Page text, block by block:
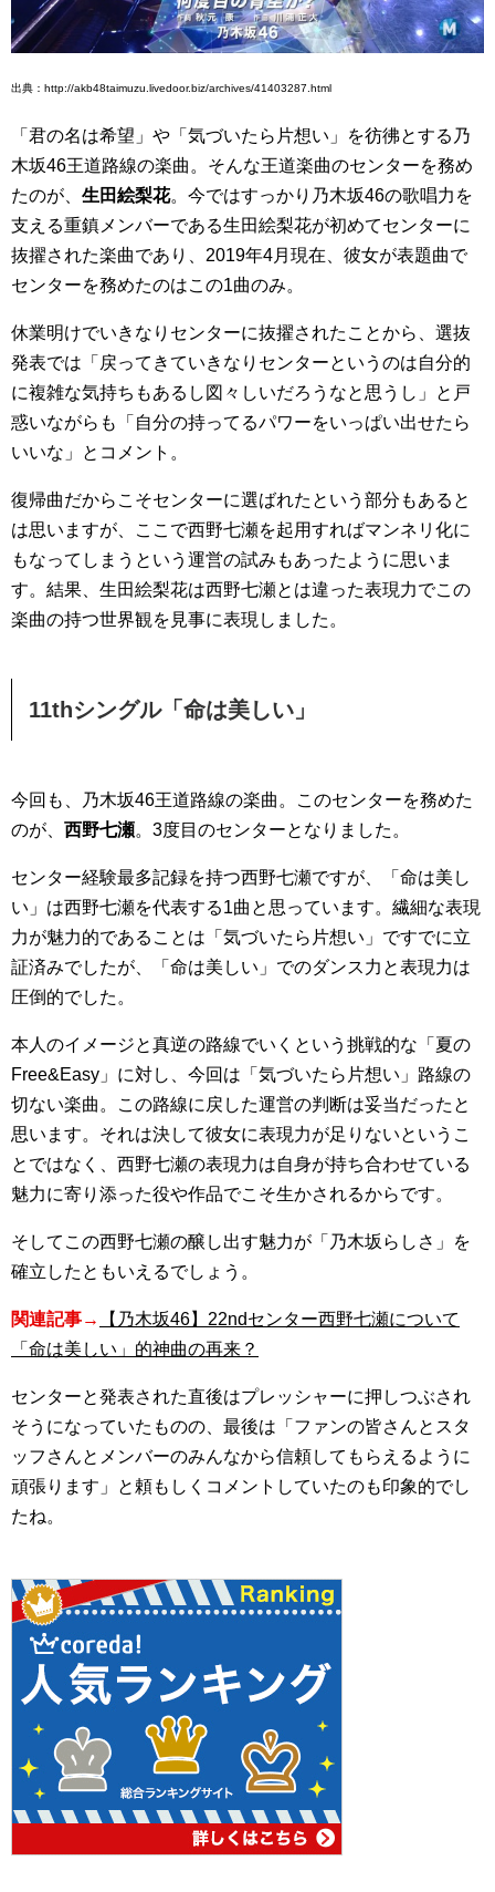
出典：http://akb48taimuzu.livedoor.biz/archives/41403287.html
「君の名は希望」や「気づいたら片想い」を彷彿とする乃
木坂46王道路線の楽曲。そんな王道楽曲のセンターを務め
たのが、 生田絵梨花。今ではすっかり乃木坂46の歌唱力を
支える重鎮メンバーである生田絵梨花が初めてセンターに
抜擢された楽曲であり、2019年4月現在、彼女が表題曲で
センターを務めたのはこの1曲のみ。
休業明けでいきなりセンターに抜擢されたことから、選抜
発表では「戻ってきていきなりセンターというのは自分的
に複雑な気持ちもあるし図々しいだろうなと思うし」と戸
惑いながらも「自分の持ってるパワーをいっぱい出せたら
いいな」とコメント。
復帰曲だからこそセンターに選ばれたという部分もあると
は思いますが、ここで西野七瀬を起用すればマンネリ化に
もなってしまうという運営の試みもあったように思いま
す。結果、生田絵梨花は西野七瀬とは違った表現力でこの
楽曲の持つ世界観を見事に表現しました。
11thシングル「命は美しい」
今回も、乃木坂46王道路線の楽曲。このセンターを務めた
のが、 西野七瀬。3度目のセンターとなりました。
センター経験最多記録を持つ西野七瀬ですが、「命は美し
い」は西野七瀬を代表する1曲と思っています。繊細な表現
力が魅力的であることは「気づいたら片想い」ですでに立
証済みでしたが、「命は美しい」でのダンス力と表現力は
圧倒的でした。
本人のイメージと真逆の路線でいくという挑戦的な「夏の
Free&Easy」に対し、今回は「気づいたら片想い」路線の
切ない楽曲。この路線に戻した運営の判断は妥当だったと
思います。それは決して彼女に表現力が足りないというこ
とではなく、西野七瀬の表現力は自身が持ち合わせている
魅力に寄り添った役や作品でこそ生かされるからです。
そしてこの西野七瀬の醸し出す魅力が「乃木坂らしさ」を
確立したともいえるでしょう。
関連記事→
【乃木坂46】22ndセンター西野七瀬について
「命は美しい」的神曲の再来？
センターと発表された直後はプレッシャーに押しつぶされ
そうになっていたものの、最後は「ファンの皆さんとスタ
ッフさんとメンバーのみんなから信頼してもらえるように
頑張ります」と頼もしくコメントしていたのも印象的でし
たね。